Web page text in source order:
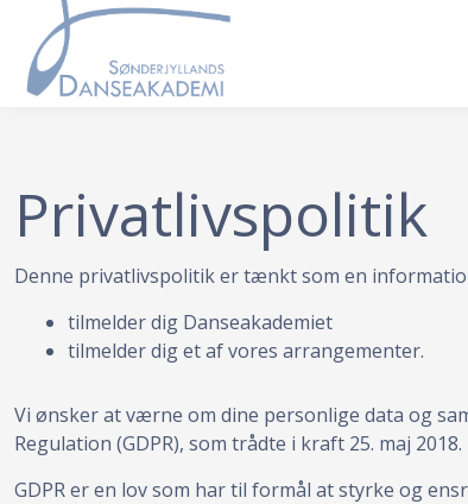
Privatlivspolitik
Denne privatlivspolitik er tænkt som en
tilmelder dig Danseakademiet
tilmelder dig et af vores arrangementer.
Vi ønsker at værne om dine personlige data og
Regulation (GDPR), som trådte i kraft 25. maj 2018.
GDPR er en lov som har til formål at styrke og